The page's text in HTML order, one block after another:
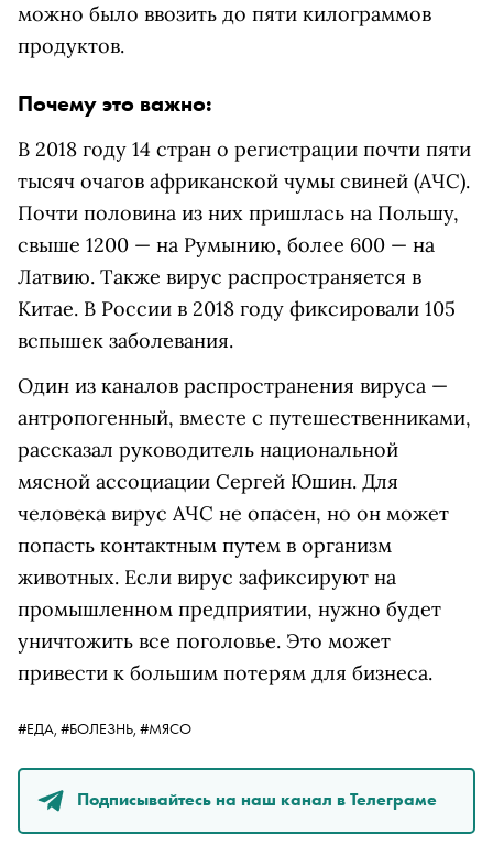
можно было ввозить до пяти килограммов
продуктов.
Почему это важно:
В 2018 году 14 стран о регистрации почти пяти
тысяч очагов африканской чумы свиней (АЧС).
Почти половина из них пришлась на Польшу,
свыше 1200 — на Румынию, более 600 — на
Латвию. Также вирус распространяется в
Китае. В России в 2018 году фиксировали 105
вспышек заболевания.
Один из каналов распространения вируса —
антропогенный, вместе с путешественниками,
рассказал руководитель национальной
мясной ассоциации Сергей Юшин. Для
человека вирус АЧС не опасен, но он может
попасть контактным путем в организм
животных. Если вирус зафиксируют на
промышленном предприятии, нужно будет
уничтожить все поголовье. Это может
привести к большим потерям для бизнеса.
#ЕДА, #БОЛЕЗНЬ, #МЯСО
Подписывайтесь на наш канал в Телеграме